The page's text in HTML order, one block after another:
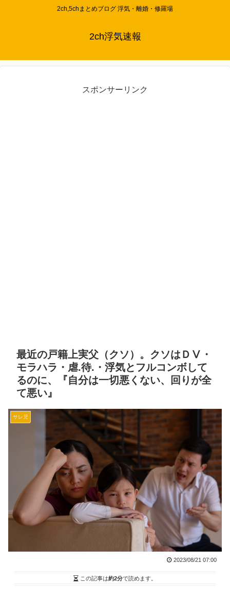
2ch,5chまとめブログ 浮気・離婚・修羅場
2ch浮気速報
スポンサーリンク
最近の戸籍上実父（クソ）。クソはＤⅤ・
モラハラ・虐.待.・浮気とフルコンボして
るのに、『自分は一切悪くない、回りが全
て悪い』
サレ児
2023/08/21 07:00
この記事は約2分で読めます。